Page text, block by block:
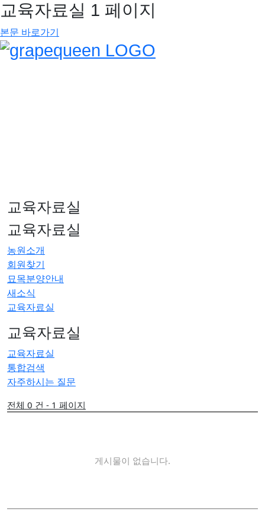
교육자료실 1 페이지
본문 바로가기
교육자료실
교육자료실
농원소개
회원찾기
묘목분양안내
새소식
교육자료실
교육자료실
교육자료실
통합검색
자주하시는 질문
전체 0 건 - 1 페이지
게시물이 없습니다.